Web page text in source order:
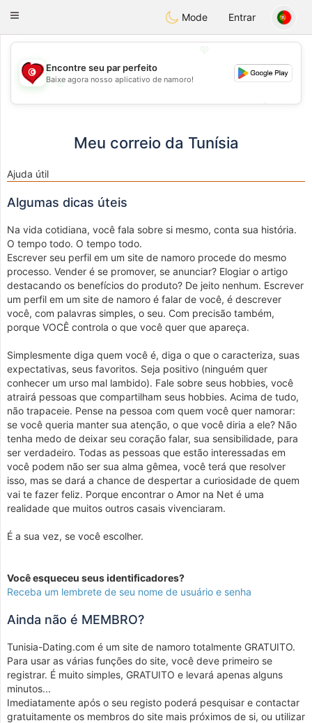
Tunisia Dating
Toggle
Mode Entrar
💖
💕
Encontre seu par perfeito
Baixe agora nosso aplicativo de namoro!
Meu correio da Tunísia
Ajuda útil
Algumas dicas úteis
Na vida cotidiana, você fala sobre si mesmo, conta sua história.
O tempo todo. O tempo todo.
Escrever seu perfil em um site de namoro procede do mesmo
processo. Vender é se promover, se anunciar? Elogiar o artigo
destacando os benefícios do produto? De jeito nenhum. Escrever
um perfil em um site de namoro é falar de você, é descrever
você, com palavras simples, o seu. Com precisão também,
porque VOCÊ controla o que você quer que apareça.
Simplesmente diga quem você é, diga o que o caracteriza, suas
expectativas, seus favoritos. Seja positivo (ninguém quer
conhecer um urso mal lambido). Fale sobre seus hobbies, você
atrairá pessoas que compartilham seus hobbies. Acima de tudo,
não trapaceie. Pense na pessoa com quem você quer namorar:
se você queria manter sua atenção, o que você diria a ele? Não
tenha medo de deixar seu coração falar, sua sensibilidade, para
ser verdadeiro. Todas as pessoas que estão interessadas em
você podem não ser sua alma gêmea, você terá que resolver
isso, mas se dará a chance de despertar a curiosidade de quem
vai te fazer feliz. Porque encontrar o Amor na Net é uma
realidade que muitos outros casais vivenciaram.
É a sua vez, se você escolher.
Você esqueceu seus identificadores?
Receba um lembrete de seu nome de usuário e senha
Ainda não é MEMBRO?
Tunisia-Dating.com é um site de namoro totalmente GRATUITO.
Para usar as várias funções do site, você deve primeiro se
registrar. É muito simples, GRATUITO e levará apenas alguns
minutos...
Imediatamente após o seu registo poderá pesquisar e contactar
gratuitamente os membros do site mais próximos de si, ou utilizar